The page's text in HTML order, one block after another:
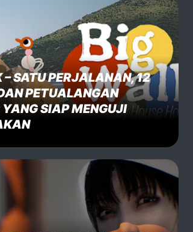
– SATU PERJALANAN, 12
PETUALANGAN
SIAP MENGUJI